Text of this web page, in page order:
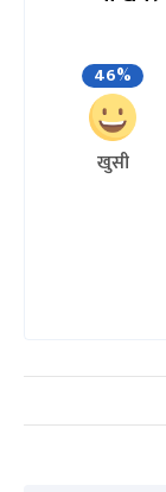
46%
खुसी